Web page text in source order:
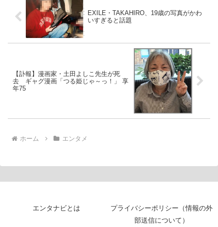
EXILE・TAKAHIRO、19歳の写真がかわ
いすぎると話題
【訃報】漫画家・土田よしこ先生が死
去 ギャグ漫画「つる姫じゃ～っ！」 享
年75
ホーム エンタメ
エンタナビとは
プライバシーポリシー（情報の外
部送信について）